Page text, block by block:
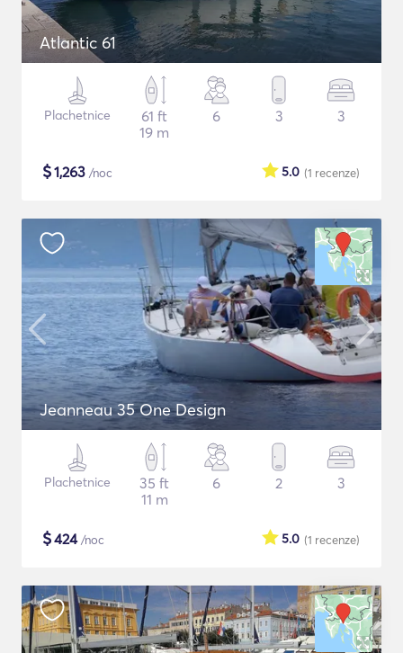
Atlantic 61
Plachetnice
61 ft
19 m
6 3 3
$1,263 /noc (1 recenze)
5.0
Jeanneau 35 One Design
Plachetnice
35 ft
11 m
6 2 3
$424/noc (1 recenze)
5.0